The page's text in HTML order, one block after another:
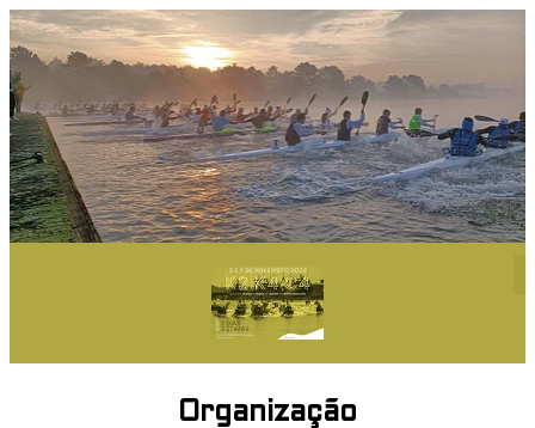
Organização